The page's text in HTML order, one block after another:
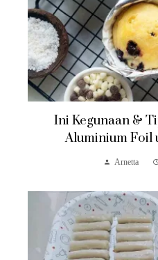
Ini Kegunaan &
Aluminium Foil
Arnetta